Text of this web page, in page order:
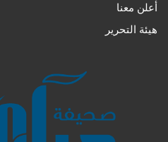
أعلن معنا
هيئة التحرير